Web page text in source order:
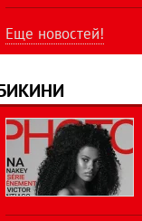
Еще новостей!